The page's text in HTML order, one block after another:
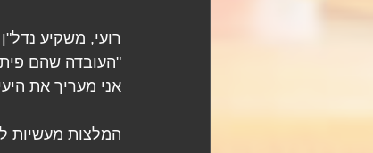
רועי, משקיע נדל"ן
אני מעריך את
המלצות מעשיות